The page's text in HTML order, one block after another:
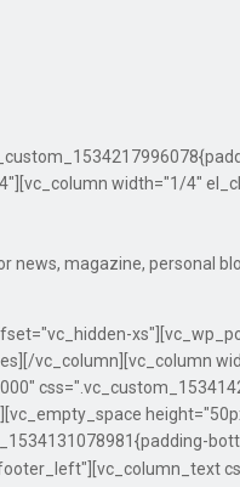
width="1/4"
magazine, personal
vc_column][vc_column